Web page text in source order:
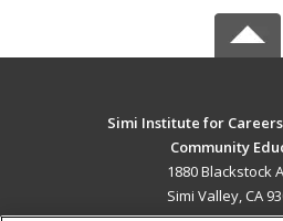
Simi Institute for
Community
1880 Blackstock
Simi Valley, CA